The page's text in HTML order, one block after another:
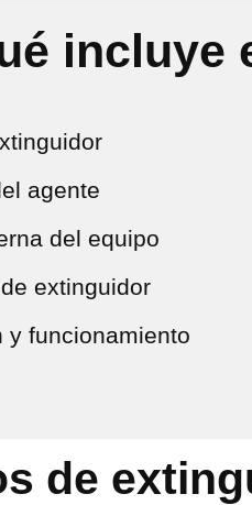
incluye
agente
del equipo
extinguidor
y funcionamiento
de